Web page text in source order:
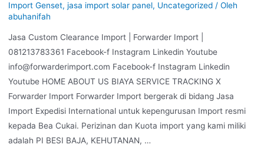
Import Genset, jasa import solar panel, Uncategorized/ Oleh
abuhanifah
Jasa Custom Clearance Import | Forwarder Import |
081213783361 Facebook-f Instagram Linkedin Youtube
info@forwarderimport.com Facebook-f Instagram Linkedin
Youtube HOME ABOUT US BIAYA SERVICE TRACKING X
Forwarder Import Forwarder Import bergerak di bidang Jasa
Import Expedisi International untuk kepengurusan Import resmi
kepada Bea Cukai. Perizinan dan Kuota import yang kami miliki
adalah PI BESI BAJA, KEHUTANAN, …